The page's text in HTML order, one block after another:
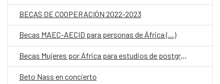
BECAS DE COOPERACIÓN 2022-2023
Becas MAEC-AECID para personas de África (…)
Becas Mujeres por África para estudios de postgrado
Beto Nass en concierto